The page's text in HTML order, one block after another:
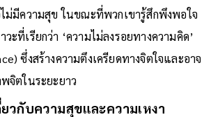
ม่มีความสุข ในขณะที่พวกเขารู้สึกพึงพอใจ
ะที่เรียกว่า ‘ความไม่ลงรอยทางความคิด’
ซึ่งสร้างความตึงเครียดทางจิตใจและอาจ
จิตในระยะยาว
วกับความสุขและความเหงา